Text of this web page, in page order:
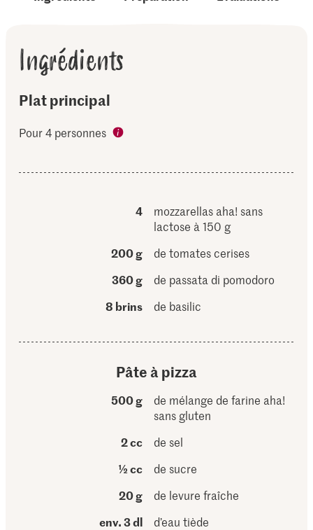
Ingrédients
Plat principal
Pour 4 personnes
4
mozzarellas aha! sans
lactose à 150 g
200 g
de tomates cerises
360 g
de passata di pomodoro
8 brins
de basilic
Pâte à pizza
500 g
de mélange de farine aha!
sans gluten
2 cc
de sel
½ cc
de sucre
20 g
de levure fraîche
env. 3 dl
d’eau tiède